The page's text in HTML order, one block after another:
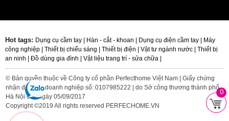
Hot tags: Dụng cụ cầm tay | Hàn - cắt - khoan | Dụng cụ điện cầm tay |
Máy
công nghiệp | Thiết bị chiếu sáng | Thiết bị điện | Vật tư ngành nước | Thiết bị
an ninh | Đồ dùng gia đình | Vật liệu trang trí - sửa chữa |
© Bản quyền thuộc về Công ty cổ phần Perfecthome Việt Nam | Giấy chứng
nhận đăng ký doanh nghiệp số: 0107985222 | do Sở công thương thành phố
Hà Nội cấp ngày 05/09/2017
Copyright ©2019 All rights reserved PERFECHOME.VN
0